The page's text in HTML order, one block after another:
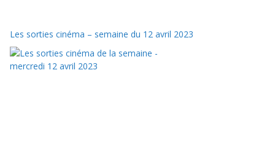
Les sorties cinéma – semaine du 12 avril 2023